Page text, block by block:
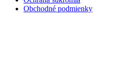
Obchodné podmienky